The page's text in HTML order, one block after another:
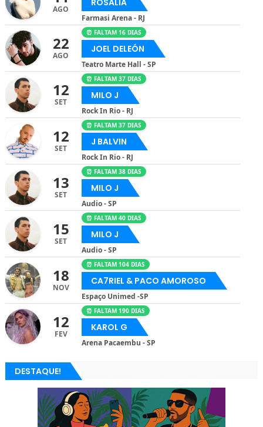
AGO
ROSALÍA
Farmasi Arena - RJ
22
AGO
⏰ FALTAM 16 DIAS
JOEL DELEÓN
Teatro Marte Hall - SP
12
SET
⏰ FALTAM 37 DIAS
MILO J
Rock In Rio - RJ
12
SET
⏰ FALTAM 37 DIAS
J BALVIN
Rock In Rio - RJ
13
SET
⏰ FALTAM 38 DIAS
MILO J
Audio - SP
15
SET
⏰ FALTAM 40 DIAS
MILO J
Audio - SP
18
NOV
⏰ FALTAM 104 DIAS
CA7RIEL & PACO AMOROSO
Espaço Unimed -SP
12
FEV
⏰ FALTAM 190 DIAS
KAROL G
Arena Pacaembu - SP
DESTAQUE!